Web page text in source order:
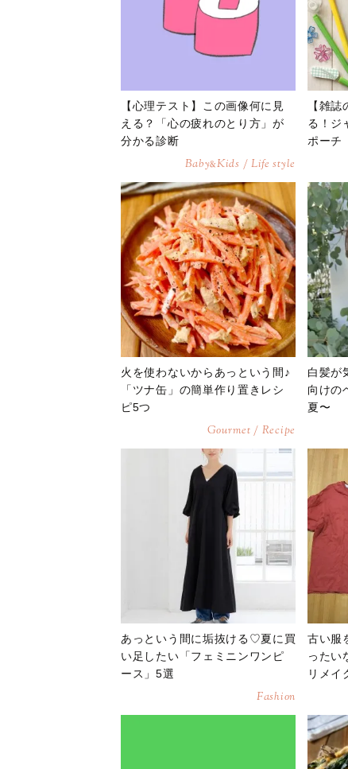
【心理テスト】この画像何に見
える？「心の疲れのとり方」が
分かる診断
Baby&Kids / Life style
【雑
る！ジ
ポーチ
火を使わないからあっという間♪
「ツナ缶」の簡単作り置きレシ
ピ5つ
Gourmet / Recipe
白髪が
向けの
夏〜
あっという間に垢抜ける♡夏に買
い足したい「フェミニンワンピ
ース」5選
Fashion
古い服
ったい
リメイ